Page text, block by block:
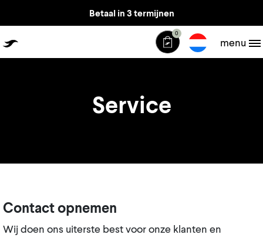
Betaal in 3 termijnen
The Jiffle 0
menu
Service
Contact opnemen
Wij doen ons uiterste best voor onze klanten en